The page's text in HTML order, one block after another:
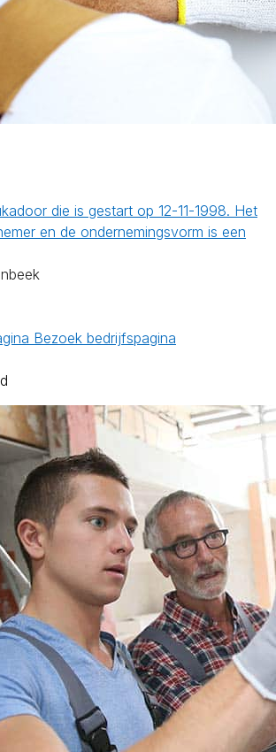
die is gestart op 12-11-1998. Het
en de ondernemingsvorm is een
Bezoek bedrijfspagina